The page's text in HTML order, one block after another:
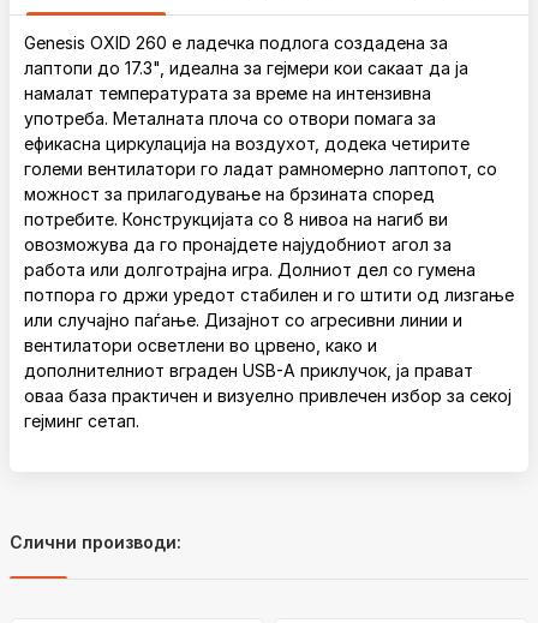
Genesis OXID 260 е ладечка подлога создадена за
лаптопи до 17.3", идеална за гејмери кои сакаат да ја
намалат температурата за време на интензивна
употреба. Металната плоча со отвори помага за
ефикасна циркулација на воздухот, додека четирите
големи вентилатори го ладат рамномерно лаптопот, со
можност за прилагодување на брзината според
потребите. Конструкцијата со 8 нивоа на нагиб ви
овозможува да го пронајдете најудобниот агол за
работа или долготрајна игра. Долниот дел со гумена
потпора го држи уредот стабилен и го штити од лизгање
или случајно паѓање. Дизајнот со агресивни линии и
вентилатори осветлени во црвено, како и
дополнителниот вграден USB-A приклучок, ја прават
оваа база практичен и визуелно привлечен избор за секој
гејминг сетап.
Слични производи: